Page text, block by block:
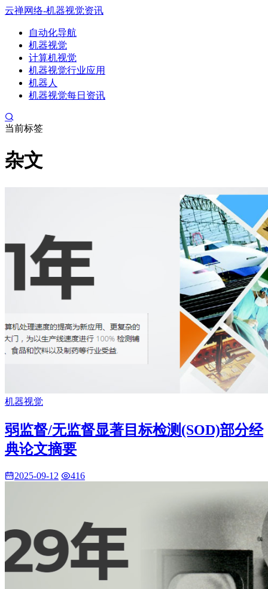
云禅网络-机器视觉资讯
自动化导航
机器视觉
计算机视觉
机器视觉行业应用
机器人
机器视觉每日资讯
当前标签
杂文
机器视觉
弱监督/无监督显著目标检测(SOD)部分经
典论文摘要
2025-09-12 416